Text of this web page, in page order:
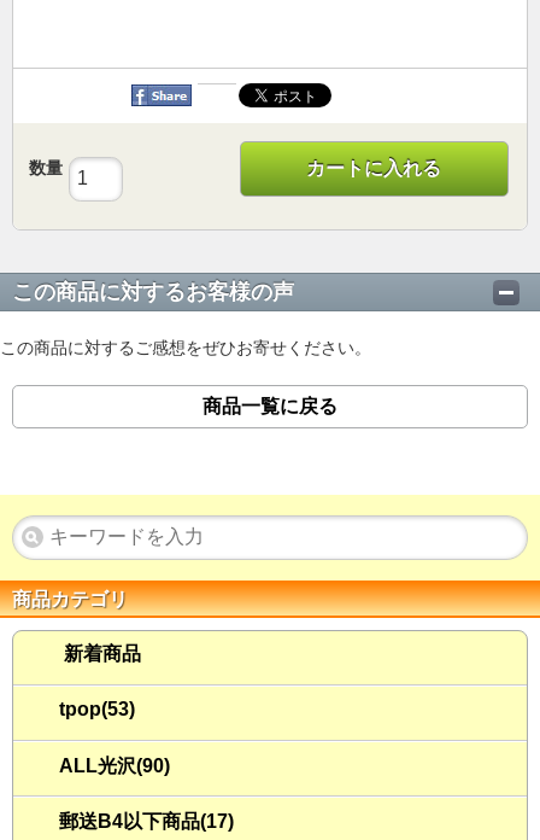
数量 カートに入れる
この商品に対するお客様の声
この商品に対するご感想をぜひお寄せください。
商品一覧に戻る
商品カテゴリ
新着商品
tpop(53)
ALL光沢(90)
郵送B4以下商品(17)